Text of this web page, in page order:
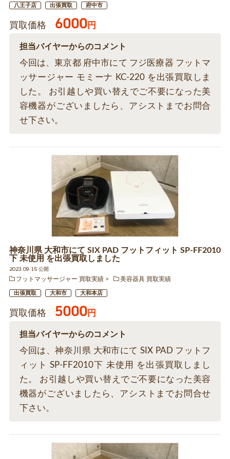
八王子店 出張買取 府中市
買取価格 6000円
担当バイヤーからのコメント
今回は、東京都 府中市にて フジ医療器 フットマ
ッサージャー モミーナ KC-220 を出張買取しま
した。 お引越しや買い替えでご不要になった美
容機器がございましたら、アシストまでお問合
せ下さい。
神奈川県 大和市にて SIX PAD フットフィット SP-FF2010
下 未使用 を出張買取しました
2023.09.15 公開
フットマッサージャー 買取実績
美容器具 買取実績
出張買取 大和市 大和本店
買取価格 5000円
担当バイヤーからのコメント
今回は、神奈川県 大和市にて SIX PAD フットフ
ィット SP-FF2010下 未使用 を出張買取しまし
た。 お引越しや買い替えでご不要になった美容
機器がございましたら、アシストまでお問合せ
下さい。